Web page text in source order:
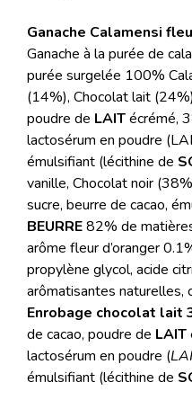
Ganache Calamensi
Ganache à la purée de
purée surgelée 100%
(14%), Chocolat lait
poudre de LAITécrémé,
lactosérum en poudre
émulsifiant (lécithine de
vanille, Chocolat noir
sucre, beurre de cacao,
BEURRE82% de
arôme fleur d’oranger
propylène glycol, acide
arômatisantes naturelles,
Enrobage chocolat lait
de cacao, poudre de LAIT
lactosérum en poudre (
émulsifiant (lécithine de